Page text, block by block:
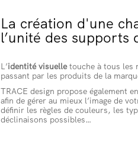
La création d'une
l’unité des supports
L’identité visuelletouche à tous les
passant par les produits de la
TRACE design propose également
afin de gérer au mieux l’image de
définir les règles de couleurs, les
déclinaisons possibles…